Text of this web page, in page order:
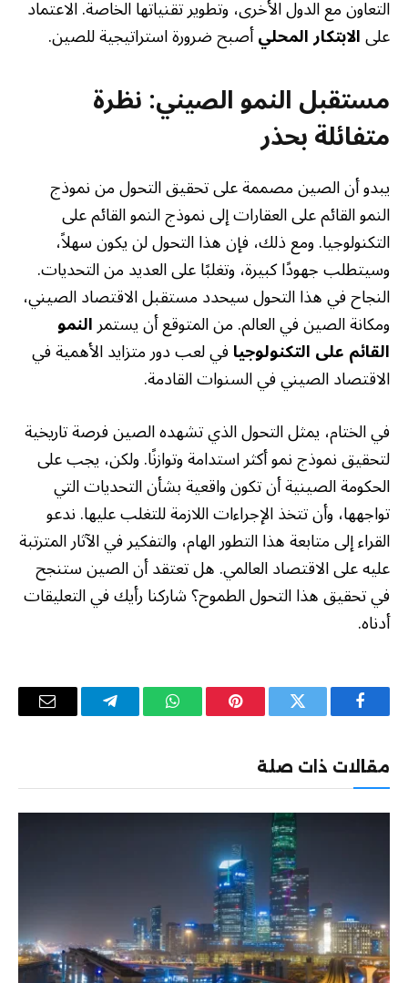
التعاون مع الدول الأخرى، وتطوير تقنياتها الخاصة. الاعتماد
علىالابتكار المحليأصبح ضرورة استراتيجية للصين.
مستقبل النمو الصيني: نظرة
متفائلة بحذر
يبدو أن الصين مصممة على تحقيق التحول من نموذج
النمو القائم على العقارات إلى نموذج النمو القائم على
التكنولوجيا. ومع ذلك، فإن هذا التحول لن يكون سهلاً،
وسيتطلب جهودًا كبيرة، وتغلبًا على العديد من التحديات.
النجاح في هذا التحول سيحدد مستقبل الاقتصاد الصيني،
ومكانة الصين في العالم. من المتوقع أن يستمرالنمو
القائم على التكنولوجيافي لعب دور متزايد الأهمية في
الاقتصاد الصيني في السنوات القادمة.
في الختام، يمثل التحول الذي تشهده الصين فرصة تاريخية
لتحقيق نموذج نمو أكثر استدامة وتوازنًا. ولكن، يجب على
الحكومة الصينية أن تكون واقعية بشأن التحديات التي
تواجهها، وأن تتخذ الإجراءات اللازمة للتغلب عليها. ندعو
القراء إلى متابعة هذا التطور الهام، والتفكير في الآثار المترتبة
عليه على الاقتصاد العالمي. هل تعتقد أن الصين ستنجح
في تحقيق هذا التحول الطموح؟ شاركنا رأيك في التعليقات
أدناه.
فيسبوك تويتر بينتيريستواتساب تيلقرام
البريد
مقالات ذات صلة